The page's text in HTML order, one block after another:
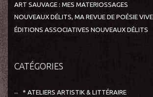
ART SAUVAGE : MES MATERIOSSAGES
NOUVEAUX DÉLITS, MA REVUE DE POÉSIE VIVE
ÉDITIONS ASSOCIATIVES NOUVEAUX DÉLITS
CATÉGORIES
* ATELIERS ARTISTIK & LITTÉRAIRE